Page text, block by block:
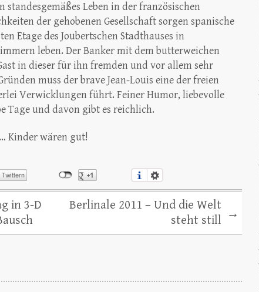
standesgemäßes Leben in der französischen
der gehobenen Gesellschaft sorgen spanische
Etage des Joubertschen Stadthauses in
leben. Der Banker mit dem butterweichen
in dieser für ihn fremden und vor allem sehr
muss der brave Jean-Louis eine der freien
Verwicklungen führt. Feiner Humor, liebevolle
Tage und davon gibt es reichlich.
Kinder wären gut!
in 3-D
Berlinale 2011 – Und die Welt
steht still →